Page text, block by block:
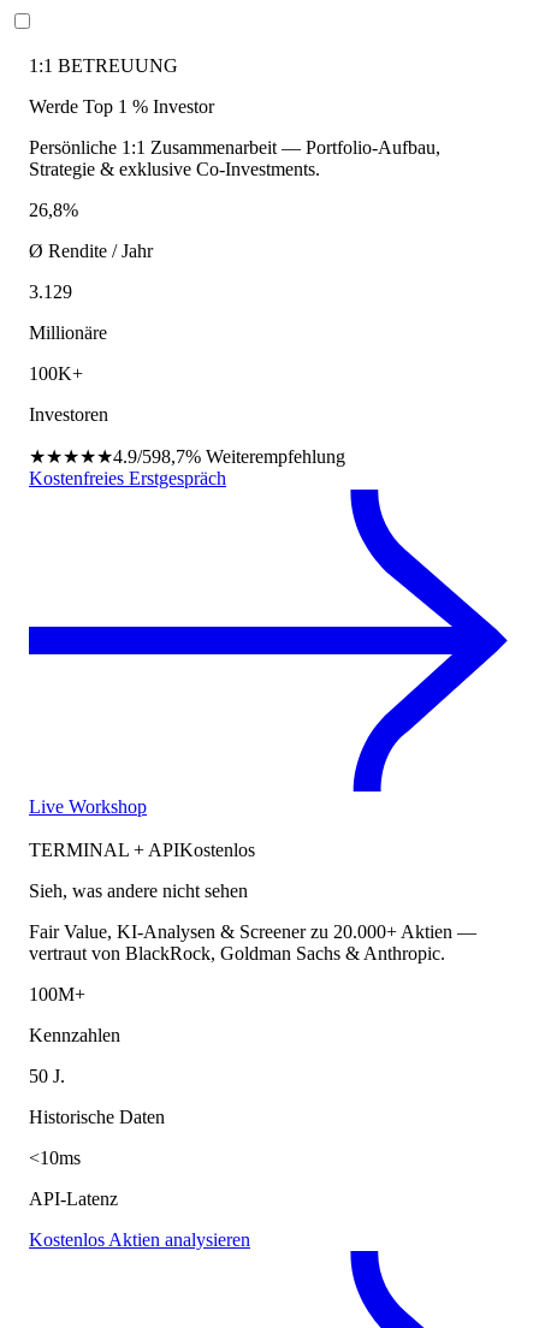
1:1 BETREUUNG
Werde Top 1 % Investor
Persönliche 1:1 Zusammenarbeit — Portfolio-Aufbau,
Strategie & exklusive Co-Investments.
26,8%
Ø Rendite / Jahr
3.129
Millionäre
100K+
Investoren
★★★★★4.9/598,7% Weiterempfehlung
Kostenfreies Erstgespräch
Live Workshop
TERMINAL + APIKostenlos
Sieh, was andere nicht sehen
Fair Value, KI-Analysen & Screener zu 20.000+ Aktien —
vertraut von BlackRock, Goldman Sachs & Anthropic.
100M+
Kennzahlen
50 J.
Historische Daten
<10ms
API-Latenz
Kostenlos Aktien analysieren